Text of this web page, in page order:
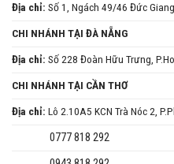
Địa chỉ: Số 1, Ngách 49/46 Đức
CHI NHÁNH TẠI ĐÀ NẴNG
Địa chỉ: Số 228 Đoàn Hữu Trưng,
CHI NHÁNH TẠI CẦN THƠ
Địa chỉ: Lô 2.10A5 KCN Trà Nóc 2,
0777 818 292